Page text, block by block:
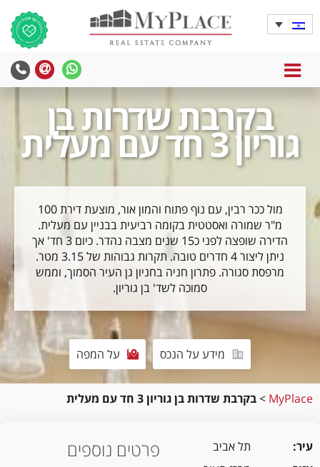
MENU
בקרבת שדרות בן
גוריון 3 חד עם מעלית
מול ככר רבין, עם נוף פתוח והמון אור, מוצעת דירת 100
מ"ר שמורה ואסטטית בקומה רביעית בבניין עם מעלית.
הדירה שופצה לפני כ15 שנים מצבה נהדר. כיום 3 חד' אך
ניתן ליצור 4 חדרים טובה. תקרות גבוהות של 3.15 מטר.
מרפסת סגורה. פתרון חניה בחניון גן העיר הסמוך, וממש
סמוכה לשד' בן גוריון.
מידע על הנכס על המפה
MyPlace
>בקרבת שדרות בן גוריון 3 חד עם מעלית
עיר
תל אביב
פרטים נוספים